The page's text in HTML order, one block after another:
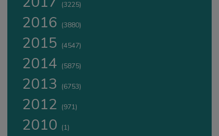
(3225)
2016 (3880)
2015 (4547)
2014 (5875)
2013 (6753)
2012 (971)
2010 (1)